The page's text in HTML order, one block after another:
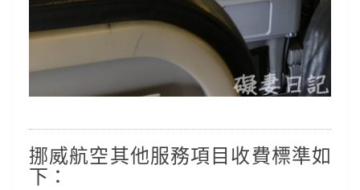
挪威航空其他服務項目收費標準如
下：